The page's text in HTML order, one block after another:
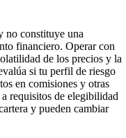
no constituye una
financiero. Operar con
de los precios y la
si tu perfil de riesgo
en comisiones y otras
requisitos de elegibilidad
y pueden cambiar